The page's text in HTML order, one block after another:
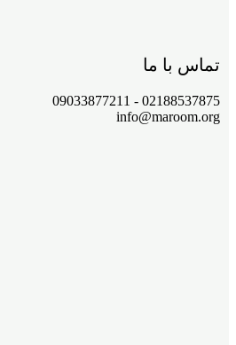
تماس با ما
02188537875 - 09033877211
info@maroom.org